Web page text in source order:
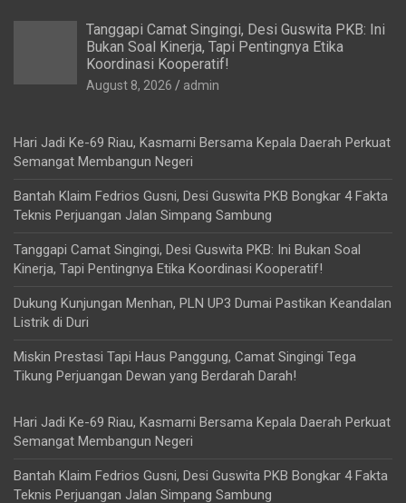
Tanggapi Camat Singingi, Desi Guswita PKB: Ini
Bukan Soal Kinerja, Tapi Pentingnya Etika
Koordinasi Kooperatif!
August 8, 2026 admin
Hari Jadi Ke-69 Riau, Kasmarni Bersama Kepala Daerah Perkuat
Semangat Membangun Negeri
Bantah Klaim Fedrios Gusni, Desi Guswita PKB Bongkar 4 Fakta
Teknis Perjuangan Jalan Simpang Sambung
Tanggapi Camat Singingi, Desi Guswita PKB: Ini Bukan Soal
Kinerja, Tapi Pentingnya Etika Koordinasi Kooperatif!
Dukung Kunjungan Menhan, PLN UP3 Dumai Pastikan Keandalan
Listrik di Duri
Miskin Prestasi Tapi Haus Panggung, Camat Singingi Tega
Tikung Perjuangan Dewan yang Berdarah Darah!
Hari Jadi Ke-69 Riau, Kasmarni Bersama Kepala Daerah Perkuat
Semangat Membangun Negeri
Bantah Klaim Fedrios Gusni, Desi Guswita PKB Bongkar 4 Fakta
Teknis Perjuangan Jalan Simpang Sambung